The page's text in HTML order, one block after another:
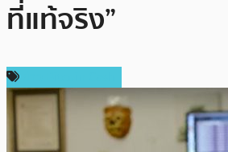
ที่แท้จริง”